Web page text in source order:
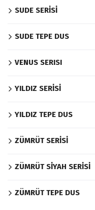
SUDE SERİSİ
SUDE TEPE DUS
VENUS SERISI
YILDIZ SERİSİ
YILDIZ TEPE DUS
ZÜMRÜT SERİSİ
ZÜMRÜT SİYAH SERİSİ
ZÜMRÜT TEPE DUS